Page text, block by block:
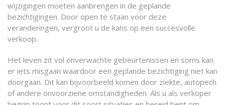
wijzigingen moeten aanbrengen in de geplande
bezichtigingen. Door open te staan voor deze
veranderingen, vergroot u de kans op een succesvolle
verkoop.
Het leven zit vol onverwachte gebeurtenissen en soms kan
er iets misgaan waardoor een geplande bezichtiging niet kan
doorgaan. Dit kan bijvoorbeeld komen door ziekte, autopech
of andere onvoorziene omstandigheden. Als u als verkoper